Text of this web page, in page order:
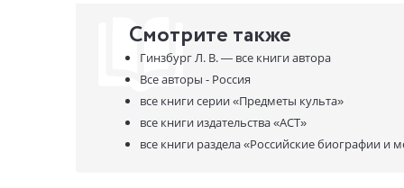
Смотрите также
Гинзбург Л. В. — все книги автора
Все авторы - Россия
все книги серии«Предметы культа»
все книги издательства«АСТ»
все книги раздела«Российские биографии и